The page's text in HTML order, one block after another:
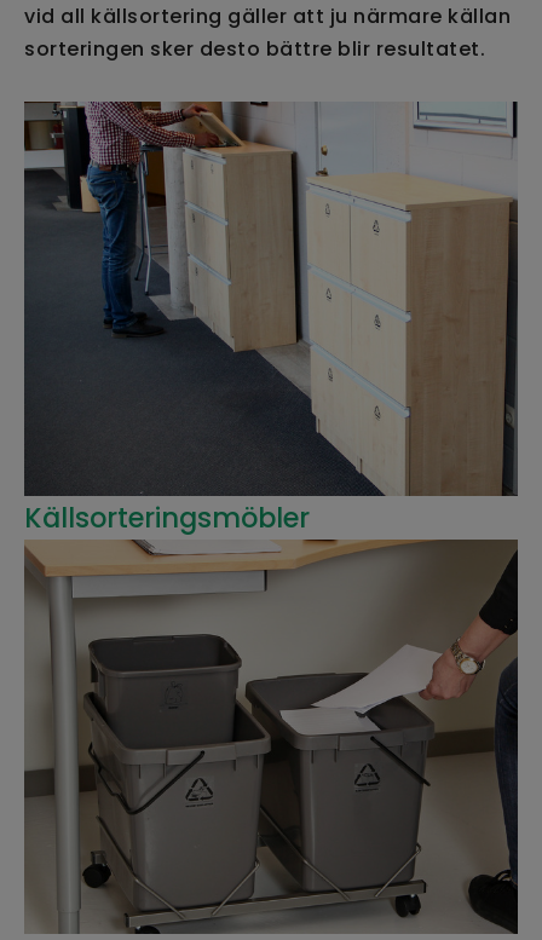
vid all källsortering gäller att ju närmare källan
sorteringen sker desto bättre blir resultatet.
Källsorteringsmöbler